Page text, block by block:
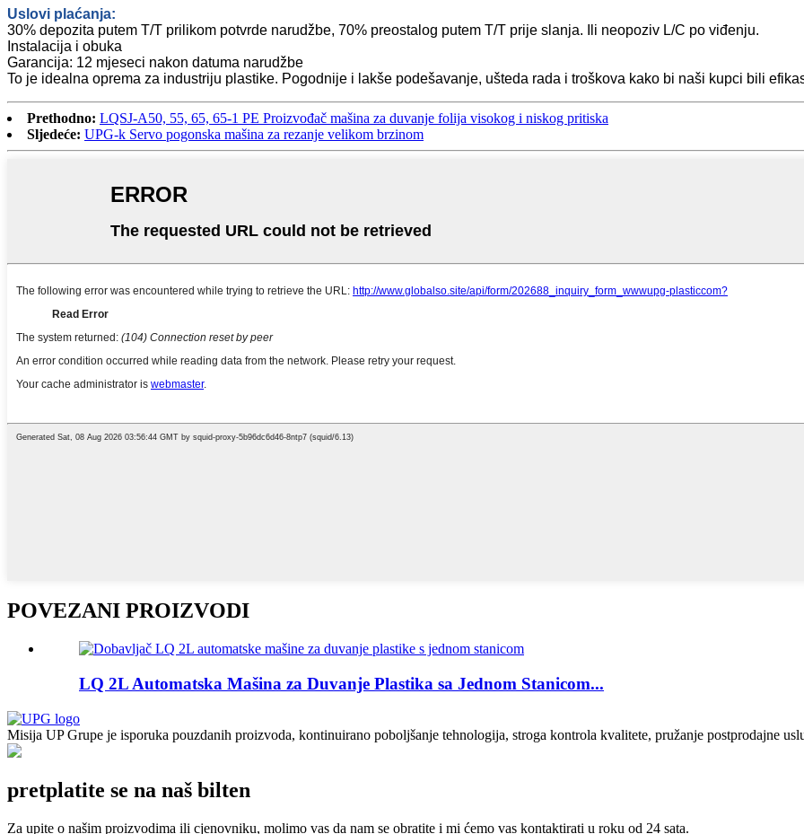
Uslovi plaćanja:
30% depozita putem T/T prilikom potvrde narudžbe, 70% preostalog putem T/T prije slanja. Ili neopoziv L/C po viđenju.
Instalacija i obuka
Garancija: 12 mjeseci nakon datuma narudžbe
To je idealna oprema za industriju plastike. Pogodnije i lakše podešavanje, ušteda rada i troškova kako bi naši kupci bili
Prethodno: LQSJ-A50, 55, 65, 65-1 PE Proizvođač mašina za duvanje folija visokog i niskog pritiska
Sljedeće: UPG-k Servo pogonska mašina za rezanje velikom brzinom
POVEZANI PROIZVODI
LQ 2L Automatska Mašina za Duvanje Plastika sa Jednom Stanicom...
Misija UP Grupe je isporuka pouzdanih proizvoda, kontinuirano poboljšanje tehnologija, stroga kontrola kvalitete, pružanje postprodajne
pretplatite se na naš bilten
Za upite o našim proizvodima ili cjenovniku, molimo vas da nam se obratite i mi ćemo vas kontaktirati u roku od 24 sata.